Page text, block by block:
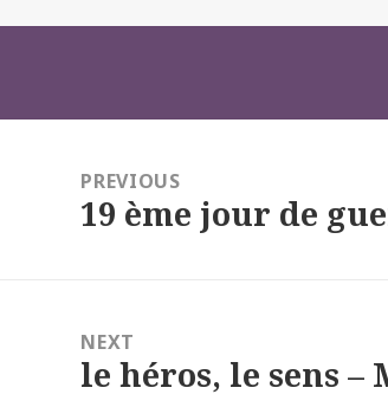
l’article
PREVIOUS
Previous
19 ème jour de
NEXT
Next
le héros, le sens –